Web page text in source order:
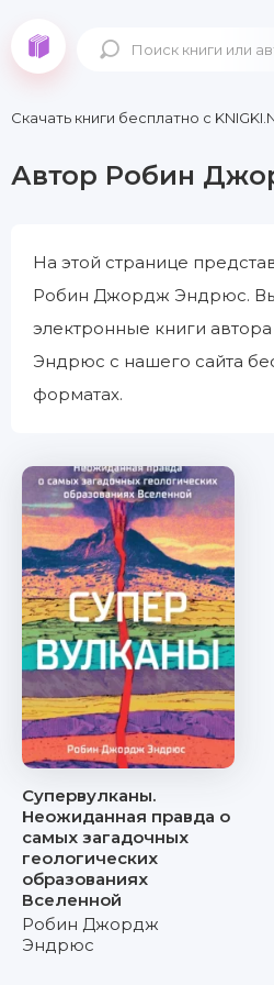
Скачать книги бесплатно c
Автор Робин
На этой странице
Робин Джордж Эндрюс. Вы
электронные книги
Эндрюс с нашего сайта
форматах.
Супервулканы.
Неожиданная правда о
самых загадочных
геологических
образованиях
Вселенной
Робин Джордж
Эндрюс